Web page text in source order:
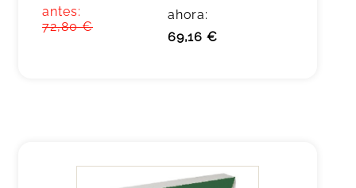
antes:
72,80 €
ahora:
69,16 €